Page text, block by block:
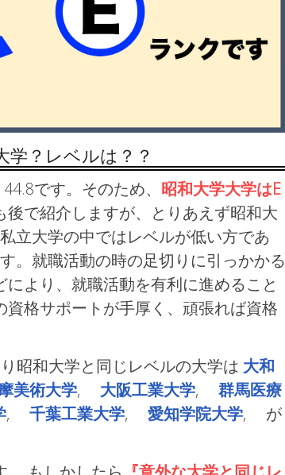
学？レベルは？？
です。そのため、 昭和大学大学はE
で紹介しますが、とりあえず昭和大
立大学の中ではレベルが低い方であ
。就職活動の時の足切りに引っかかる
より、就職活動を有利に進めること
格サポートが手厚く、頑張れば資格
昭和大学と同じレベルの大学は 大和
美術大学, 大阪工業大学, 群馬医療
, 千葉工業大学, 愛知学院大学, が